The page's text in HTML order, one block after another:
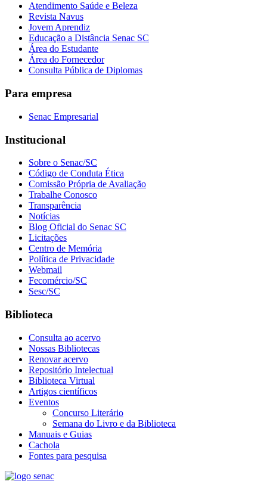
Atendimento Saúde e Beleza
Revista Navus
Jovem Aprendiz
Educação a Distância Senac SC
Área do Estudante
Área do Fornecedor
Consulta Pública de Diplomas
Para empresa
Senac Empresarial
Institucional
Sobre o Senac/SC
Código de Conduta Ética
Comissão Própria de Avaliação
Trabalhe Conosco
Transparência
Notícias
Blog Oficial do Senac SC
Licitações
Centro de Memória
Política de Privacidade
Webmail
Fecomércio/SC
Sesc/SC
Biblioteca
Consulta ao acervo
Nossas Bibliotecas
Renovar acervo
Repositório Intelectual
Biblioteca Virtual
Artigos científicos
Eventos
Concurso Literário
Semana do Livro e da Biblioteca
Manuais e Guias
Cachola
Fontes para pesquisa